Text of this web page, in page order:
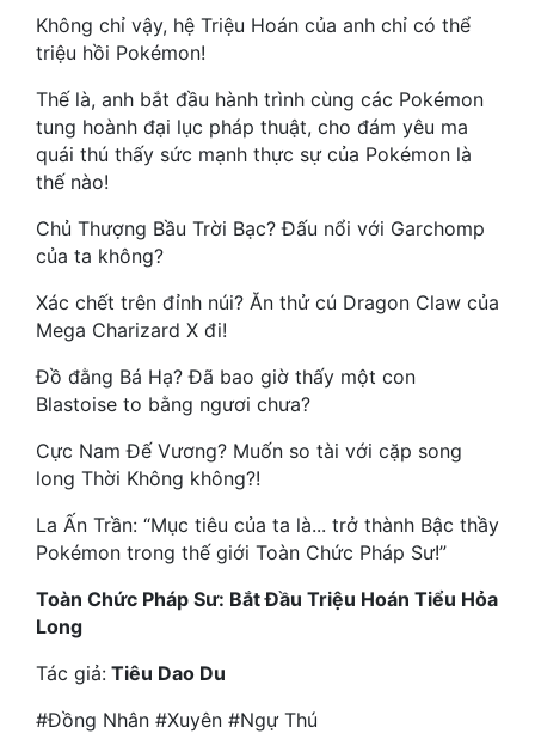
Hệ Thống
Khoa Huyễn
Khoa Huyễn Không Gian
Kinh Dị
Kỳ Huyễn
Kỳ Ảo
Làm Giàu
Lịch Sử
Mưu Mô
Mạt Thế
Ngôn Tình
Không chỉ vậy, hệ Triệu Hoán của anh chỉ có thể
triệu hồi Pokémon!
Thế là, anh bắt đầu hành trình cùng các Pokémon
tung hoành đại lục pháp thuật, cho đám yêu ma
quái thú thấy sức mạnh thực sự của Pokémon là
thế nào!
Chủ Thượng Bầu Trời Bạc? Đấu nổi với Garchomp
của ta không?
Xác chết trên đỉnh núi? Ăn thử cú Dragon Claw của
Mega Charizard X đi!
Đồ đằng Bá Hạ? Đã bao giờ thấy một con
Blastoise to bằng ngươi chưa?
Cực Nam Đế Vương? Muốn so tài với cặp song
long Thời Không không?!
La Ấn Trần: “Mục tiêu của ta là... trở thành Bậc thầy
Pokémon trong thế giới Toàn Chức Pháp Sư!”
Toàn Chức Pháp Sư: Bắt Đầu Triệu Hoán Tiểu Hỏa
Long
Tác giả: Tiêu Dao Du
#Đồng Nhân #Xuyên #Ngự Thú